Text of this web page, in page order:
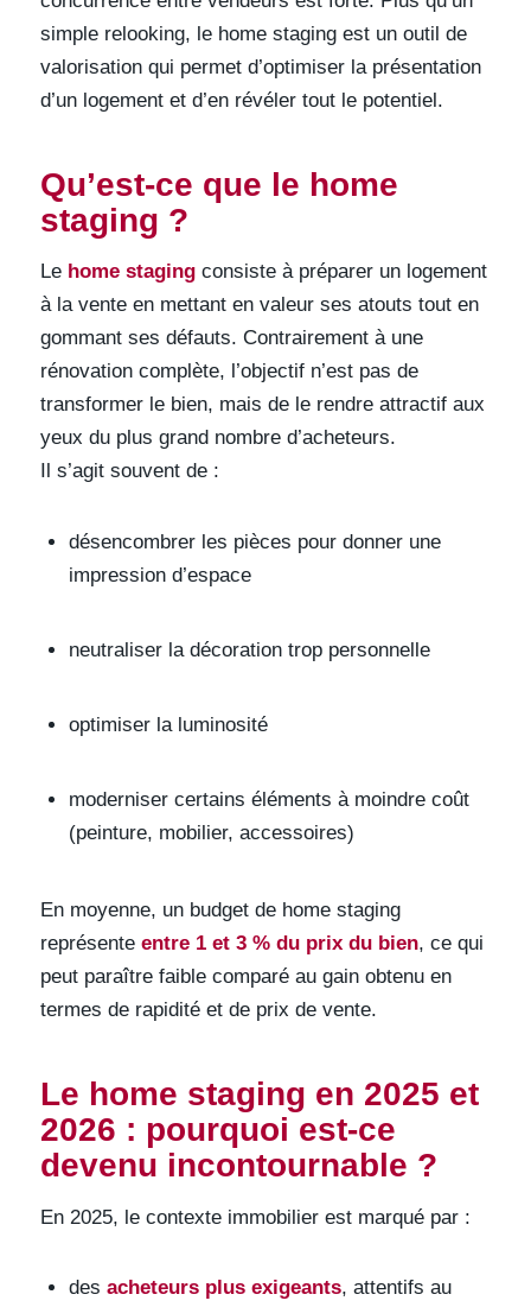
simple relooking, le home staging est un outil de
valorisation qui permet d’optimiser la présentation
d’un logement et d’en révéler tout le potentiel.
Qu’est-ce que le home
staging ?
Le home stagingconsiste à préparer un logement
à la vente en mettant en valeur ses atouts tout en
gommant ses défauts. Contrairement à une
rénovation complète, l’objectif n’est pas de
transformer le bien, mais de le rendre attractif aux
yeux du plus grand nombre d’acheteurs.
Il s’agit souvent de :
désencombrer les pièces pour donner une
impression d’espace
neutraliser la décoration trop personnelle
optimiser la luminosité
moderniser certains éléments à moindre coût
(peinture, mobilier, accessoires)
En moyenne, un budget de home staging
représente entre 1 et 3 % du prix du bien, ce qui
peut paraître faible comparé au gain obtenu en
termes de rapidité et de prix de vente.
Le home staging en 2025 et
2026 : pourquoi est-ce
devenu incontournable ?
En 2025, le contexte immobilier est marqué par :
des acheteurs plus exigeants, attentifs au